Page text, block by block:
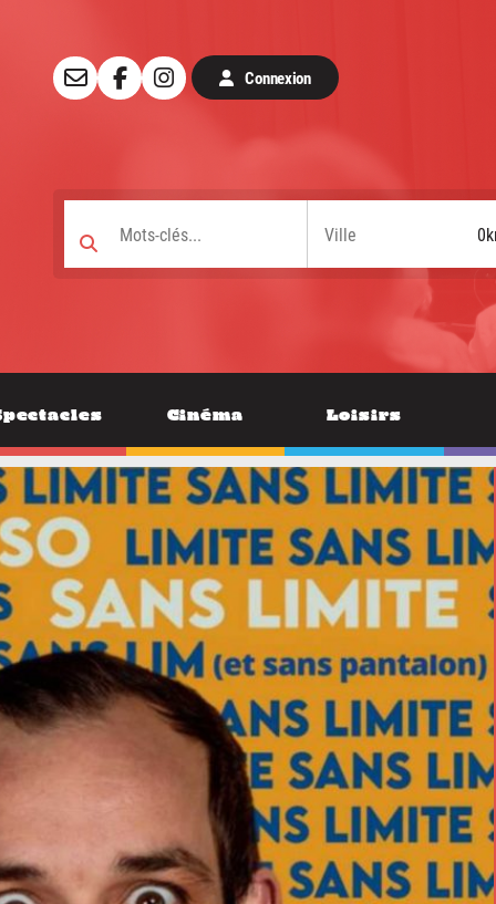
Connexion
Cinéma Loisirs